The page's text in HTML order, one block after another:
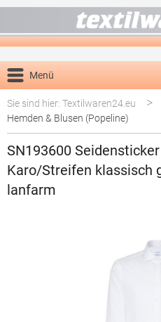
Menü
Sie sind hier: Textilwaren24.eu
>
Hemden & Blusen (Popeline)
SN193600
Karo/Streifen klassisch
lanfarm